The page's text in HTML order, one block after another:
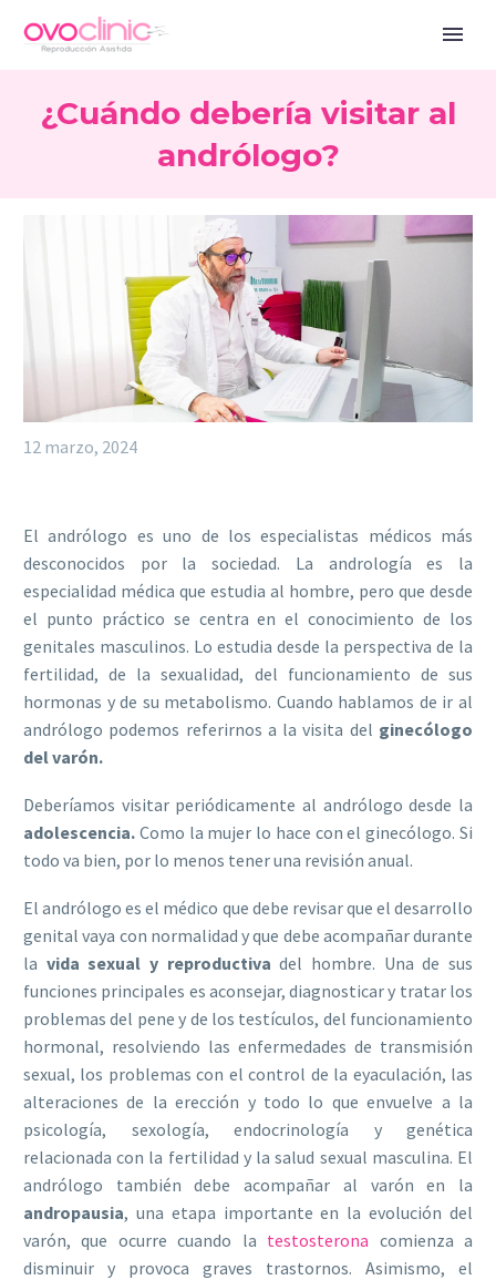
¿Cuándo debería visitar al
andrólogo?
12 marzo, 2024
El andrólogo es uno de los especialistas médicos más
desconocidos por la sociedad. La andrología es la
especialidad médica que estudia al hombre, pero que desde
el punto práctico se centra en el conocimiento de los
genitales masculinos. Lo estudia desde la perspectiva de la
fertilidad, de la sexualidad, del funcionamiento de sus
hormonas y de su metabolismo. Cuando hablamos de ir al
andrólogo podemos referirnos a la visita del ginecólogo
del varón.
Deberíamos visitar periódicamente al andrólogo desde la
adolescencia. Como la mujer lo hace con el ginecólogo. Si
todo va bien, por lo menos tener una revisión anual.
El andrólogo es el médico que debe revisar que el desarrollo
genital vaya con normalidad y que debe acompañar durante
la vida sexual y reproductiva del hombre. Una de sus
funciones principales es aconsejar, diagnosticar y tratar los
problemas del pene y de los testículos, del funcionamiento
hormonal, resolviendo las enfermedades de transmisión
sexual, los problemas con el control de la eyaculación, las
alteraciones de la erección y todo lo que envuelve a la
psicología, sexología, endocrinología y genética
relacionada con la fertilidad y la salud sexual masculina. El
andrólogo también debe acompañar al varón en la
andropausia, una etapa importante en la evolución del
varón, que ocurre cuando la testosterona comienza a
disminuir y provoca graves trastornos. Asimismo, el